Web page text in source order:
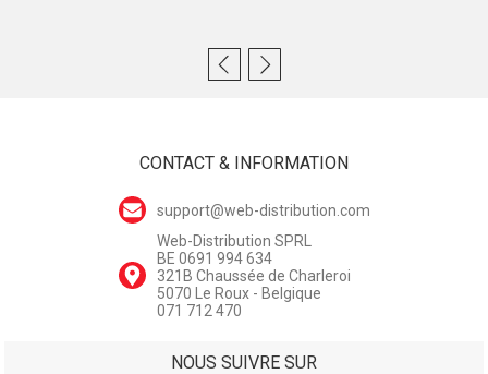
CONTACT & INFORMATION
support@web-distribution.com
Web-Distribution SPRL
BE 0691 994 634
321B Chaussée de Charleroi
5070 Le Roux - Belgique
071 712 470
NOUS SUIVRE SUR